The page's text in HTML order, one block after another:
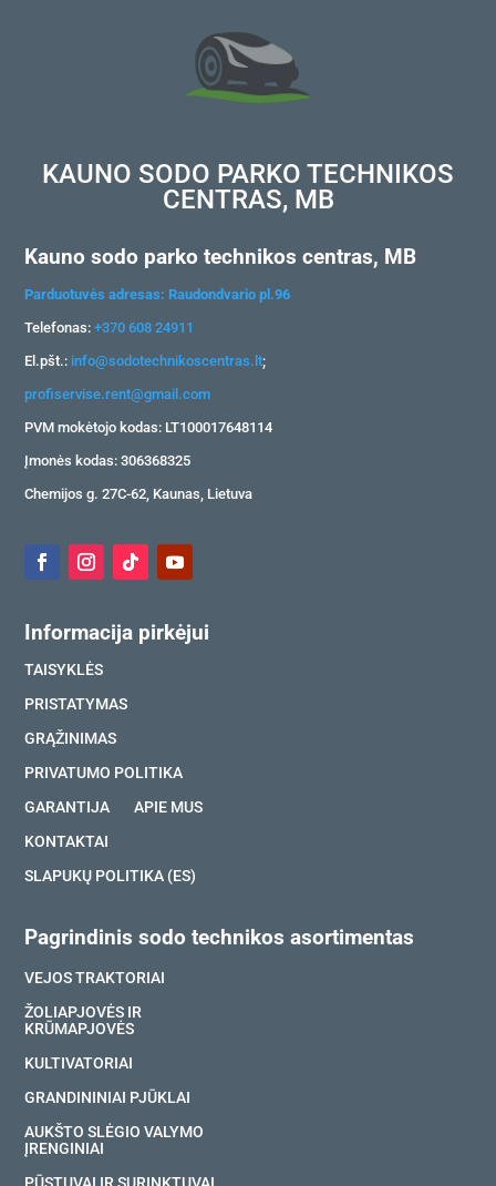
KAUNO SODO PARKO TECHNIKOS
CENTRAS, MB
Kauno sodo parko technikos centras, MB
Parduotuvės adresas: Raudondvario pl.96
Telefonas:+370 608 24911
El.pšt.: info@sodotechnikoscentras.lt;
profiservise.rent@gmail.com
PVM mokėtojo kodas: LT100017648114
Įmonės kodas: 306368325
Chemijos g. 27C-62, Kaunas, Lietuva
Informacija pirkėjui
TAISYKLĖS
PRISTATYMAS
GRĄŽINIMAS
PRIVATUMO POLITIKA
GARANTIJA
APIE MUS
KONTAKTAI
SLAPUKŲ POLITIKA (ES)
Pagrindinis sodo technikos asortimentas
VEJOS TRAKTORIAI
ŽOLIAPJOVĖS IR
KRŪMAPJOVĖS
KULTIVATORIAI
GRANDININIAI PJŪKLAI
AUKŠTO SLĖGIO VALYMO
ĮRENGINIAI